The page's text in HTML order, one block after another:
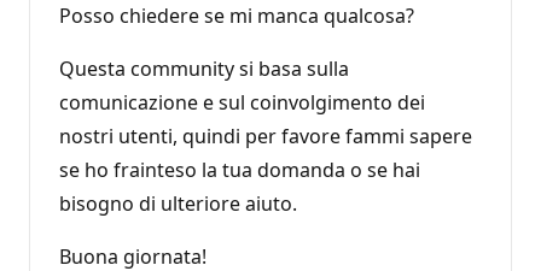
Posso chiedere se mi manca qualcosa?
Questa community si basa sulla
comunicazione e sul coinvolgimento dei
nostri utenti, quindi per favore fammi sapere
se ho frainteso la tua domanda o se hai
bisogno di ulteriore aiuto.
Buona giornata!